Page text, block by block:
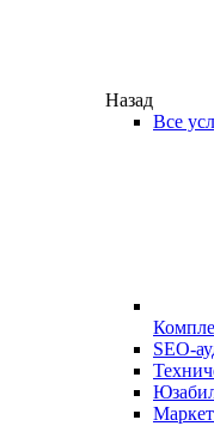
Назад
Все
SEO-